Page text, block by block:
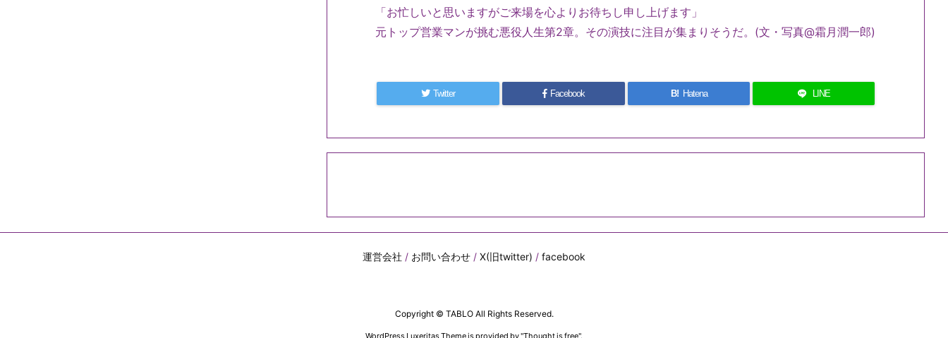
「お忙しいと思いますがご来場を心よりお待ちし申し上げます」
元トップ営業マンが挑む悪役人生第2章。 その演技に注目が集まりそうだ。(文・写真@霜月潤一郎)
Twitter Facebook B! Hatena LINE
運営会社 / お問い合わせ/ X(旧twitter) / facebook
Copyright © TABLOAll Rights Reserved.
WordPress Luxeritas Theme is provided by "Thought is free".